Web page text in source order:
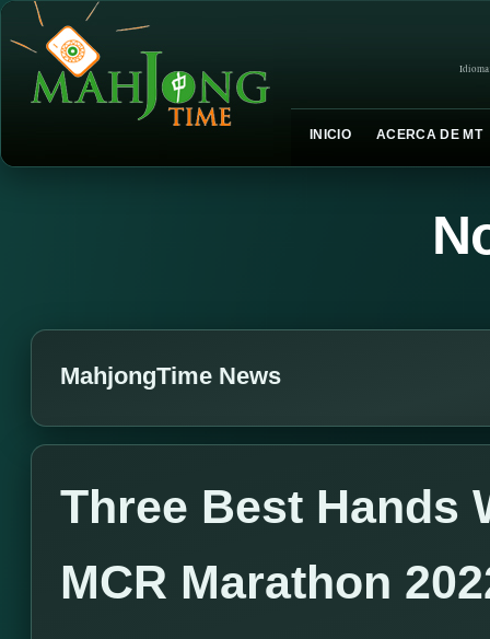
INICIO ACERCA DE MT
MahjongTime News
Three Best Hands
MCR Marathon